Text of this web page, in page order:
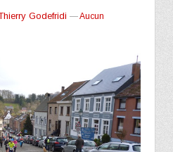
Godefridi —Aucun